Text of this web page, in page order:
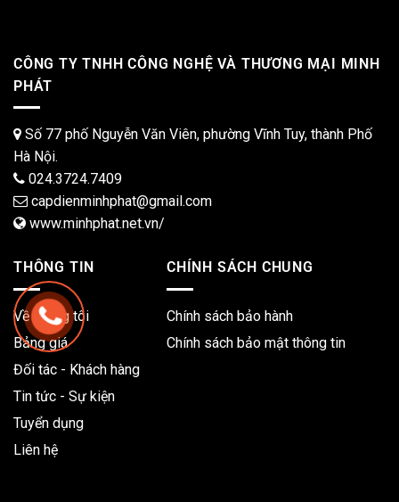
CÔNG TY TNHH CÔNG NGHỆ VÀ THƯƠNG MẠI MINH
PHÁT
Số 77 phố Nguyễn Văn Viên, phường Vĩnh Tuy, thành Phố
Hà Nội.
024.3724.7409
capdienminhphat@gmail.com
www.minhphat.net.vn/
THÔNG TIN
Về chúng tôi
Bảng giá
Đối tác - Khách hàng
Tin tức - Sự kiện
Tuyển dụng
Liên hệ
CHÍNH SÁCH CHUNG
Chính sách bảo hành
Chính sách bảo mật thông tin